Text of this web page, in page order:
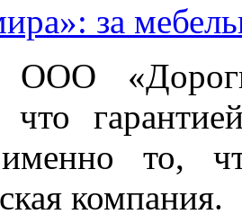
за
ООО
что
именно то,
компания.